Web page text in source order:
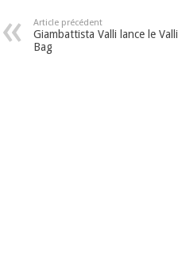
Article précédent
Giambattista Valli lance le Valli
Bag